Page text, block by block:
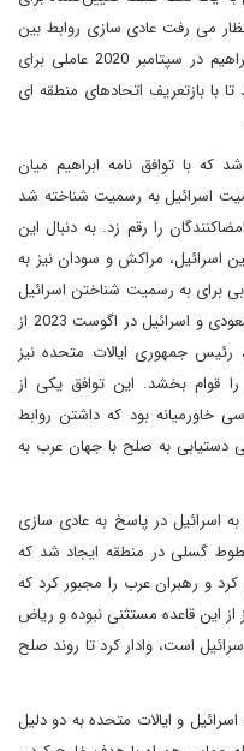
می رفت عادی سازی روابط بین
اسرائیل و کشورهای عربی پس از توافق ابراهیم در سپتامبر 2020 عاملی برای
با بازتعریف اتحادهای منطقه ای
که با توافق نامه ابراهیم میان
اسرائیل به رسمیت شناخته شد
را رقم زد. به دنبال این
اسرائیل، مراکش و سودان نیز به
برای به رسمیت شناختن اسرائیل
منجر شد. برقراری روابط سیاسی عربستان سعودی و اسرائیل در اگوست 2023 از
جمهوری ایالات متحده نیز
قوام بخشد. این توافق یکی از
خاورمیانه بود که داشتن روابط
دستیابی به صلح با جهان عرب به
اسرائیل در پاسخ به عادی سازی
گسلی در منطقه ایجاد شد که
و رهبران عرب را مجبور کرد که
از این قاعده مستثنی نبوده و ریاض
است، وادار کرد تا روند صلح
قبل از 7 اکتبر در نزد اسرائیل و ایالات متحده به دو دلیل